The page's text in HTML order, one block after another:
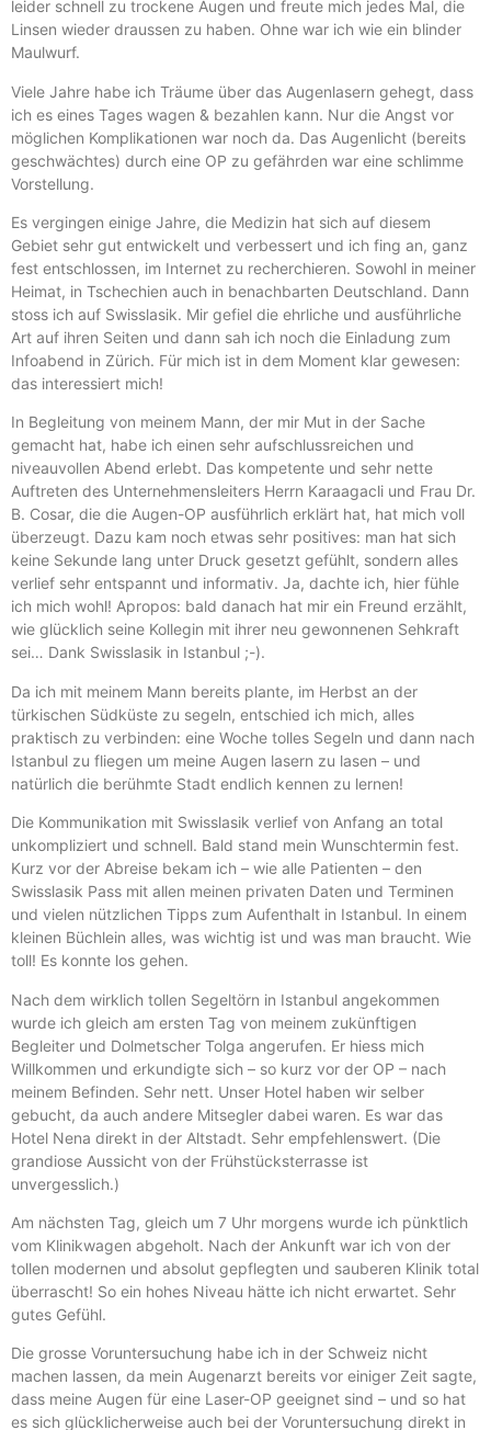
Ihre Zahnkorrekturen
in Istanbul
Mehr Info hier
leider schnell zu trockene Augen und freute mich jedes Mal, die
Linsen wieder draussen zu haben. Ohne war ich wie ein blinder
Maulwurf.
Viele Jahre habe ich Träume über das Augenlasern gehegt, dass
ich es eines Tages wagen & bezahlen kann. Nur die Angst vor
möglichen Komplikationen war noch da. Das Augenlicht (bereits
geschwächtes) durch eine OP zu gefährden war eine schlimme
Vorstellung.
Es vergingen einige Jahre, die Medizin hat sich auf diesem
Gebiet sehr gut entwickelt und verbessert und ich fing an, ganz
fest entschlossen, im Internet zu recherchieren. Sowohl in meiner
Heimat, in Tschechien auch in benachbarten Deutschland. Dann
stoss ich auf Swisslasik. Mir gefiel die ehrliche und ausführliche
Art auf ihren Seiten und dann sah ich noch die Einladung zum
Infoabend in Zürich. Für mich ist in dem Moment klar gewesen:
das interessiert mich!
In Begleitung von meinem Mann, der mir Mut in der Sache
gemacht hat, habe ich einen sehr aufschlussreichen und
niveauvollen Abend erlebt. Das kompetente und sehr nette
Auftreten des Unternehmensleiters Herrn Karaagacli und Frau Dr.
B. Cosar, die die Augen-OP ausführlich erklärt hat, hat mich voll
überzeugt. Dazu kam noch etwas sehr positives: man hat sich
keine Sekunde lang unter Druck gesetzt gefühlt, sondern alles
verlief sehr entspannt und informativ. Ja, dachte ich, hier fühle
ich mich wohl! Apropos: bald danach hat mir ein Freund erzählt,
wie glücklich seine Kollegin mit ihrer neu gewonnenen Sehkraft
sei… Dank Swisslasik in Istanbul ;-).
Da ich mit meinem Mann bereits plante, im Herbst an der
türkischen Südküste zu segeln, entschied ich mich, alles
praktisch zu verbinden: eine Woche tolles Segeln und dann nach
Istanbul zu fliegen um meine Augen lasern zu lasen – und
natürlich die berühmte Stadt endlich kennen zu lernen!
Die Kommunikation mit Swisslasik verlief von Anfang an total
unkompliziert und schnell. Bald stand mein Wunschtermin fest.
Kurz vor der Abreise bekam ich – wie alle Patienten – den
Swisslasik Pass mit allen meinen privaten Daten und Terminen
und vielen nützlichen Tipps zum Aufenthalt in Istanbul. In einem
kleinen Büchlein alles, was wichtig ist und was man braucht. Wie
toll! Es konnte los gehen.
Nach dem wirklich tollen Segeltörn in Istanbul angekommen
wurde ich gleich am ersten Tag von meinem zukünftigen
Begleiter und Dolmetscher Tolga angerufen. Er hiess mich
Willkommen und erkundigte sich – so kurz vor der OP – nach
meinem Befinden. Sehr nett. Unser Hotel haben wir selber
gebucht, da auch andere Mitsegler dabei waren. Es war das
Hotel Nena direkt in der Altstadt. Sehr empfehlenswert. (Die
grandiose Aussicht von der Frühstücksterrasse ist
unvergesslich.)
Am nächsten Tag, gleich um 7 Uhr morgens wurde ich pünktlich
vom Klinikwagen abgeholt. Nach der Ankunft war ich von der
tollen modernen und absolut gepflegten und sauberen Klinik total
überrascht! So ein hohes Niveau hätte ich nicht erwartet. Sehr
gutes Gefühl.
Die grosse Voruntersuchung habe ich in der Schweiz nicht
machen lassen, da mein Augenarzt bereits vor einiger Zeit sagte,
dass meine Augen für eine Laser-OP geeignet sind – und so hat
es sich glücklicherweise auch bei der Voruntersuchung direkt in